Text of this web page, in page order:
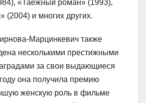
«Таежный роман» (1993),
(2004) и многих других.
Марцинкевич также
несколькими престижными
за свои выдающиеся
она получила премию
женскую роль в фильме